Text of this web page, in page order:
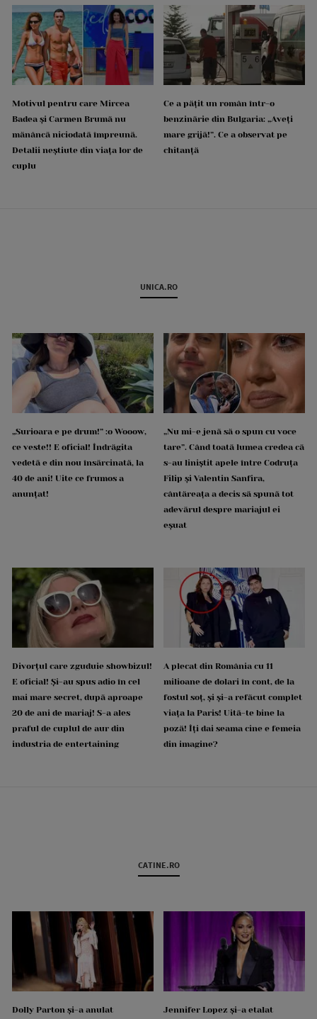
Motivul pentru care Mircea
Badea și Carmen Brumă nu
mănâncă niciodată împreună.
Detalii neștiute din viața lor de
cuplu
Ce a pățit un român într-o
benzinărie din Bulgaria: „Aveți
mare grijă!”. Ce a observat pe
chitanță
UNICA.RO
„Surioara e pe drum!” :o Wooow,
ce veste!! E oficial! Îndrăgita
vedetă e din nou însărcinată, la
40 de ani! Uite ce frumos a
anunțat!
„Nu mi-e jenă să o spun cu voce
tare”. Când toată lumea credea că
s-au liniștit apele între Codruța
Filip și Valentin Sanfira,
cântăreața a decis să spună tot
adevărul despre mariajul ei
eșuat
Divorțul care zguduie showbizul!
E oficial! Și-au spus adio în cel
mai mare secret, după aproape
20 de ani de mariaj! S-a ales
praful de cuplul de aur din
industria de entertaining
A plecat din România cu 11
milioane de dolari în cont, de la
fostul soț, și și-a refăcut complet
viața la Paris! Uită-te bine la
poză! Îți dai seama cine e femeia
din imagine?
CATINE.RO
Dolly Parton și-a anulat
Jennifer Lopez și-a etalat